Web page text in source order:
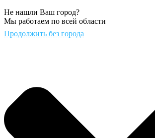
Не нашли Ваш город?
Мы работаем по всей области
Продолжить без города